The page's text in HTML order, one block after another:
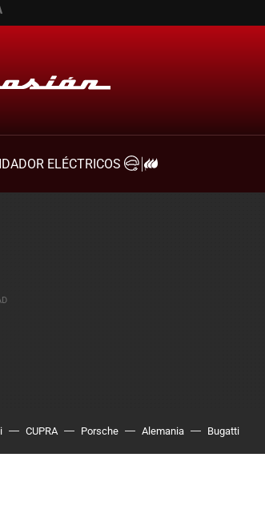
ELÉCTRICOS
CUPRA Porsche Alemania Bugatti